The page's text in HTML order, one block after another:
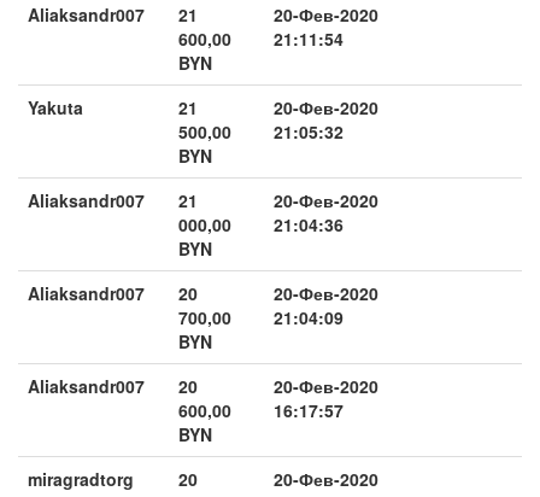
Aliaksandr007
21
600,00
BYN
20-Фев-2020
21:11:54
Yakuta
21
500,00
BYN
20-Фев-2020
21:05:32
Aliaksandr007
21
000,00
BYN
20-Фев-2020
21:04:36
Aliaksandr007
20
700,00
BYN
20-Фев-2020
21:04:09
Aliaksandr007
20
600,00
BYN
20-Фев-2020
16:17:57
miragradtorg
20
20-Фев-2020